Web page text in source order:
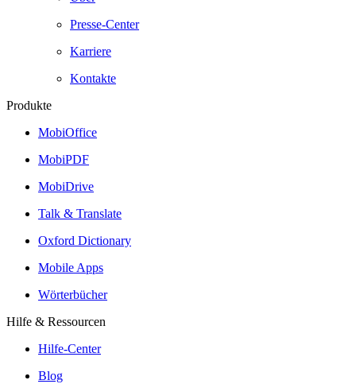
Presse-Center
Karriere
Kontakte
Produkte
MobiOffice
MobiPDF
MobiDrive
Talk & Translate
Oxford Dictionary
Mobile Apps
Wörterbücher
Hilfe & Ressourcen
Hilfe-Center
Blog